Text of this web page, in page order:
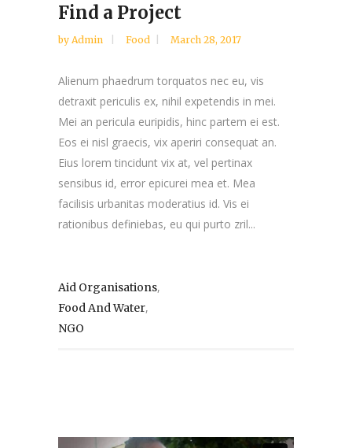
Find a Project
by Admin Food March 28, 2017
Alienum phaedrum torquatos nec eu, vis
detraxit periculis ex, nihil expetendis in mei.
Mei an pericula euripidis, hinc partem ei est.
Eos ei nisl graecis, vix aperiri consequat an.
Eius lorem tincidunt vix at, vel pertinax
sensibus id, error epicurei mea et. Mea
facilisis urbanitas moderatius id. Vis ei
rationibus definiebas, eu qui purto zril...
Aid Organisations,
Food And Water,
NGO